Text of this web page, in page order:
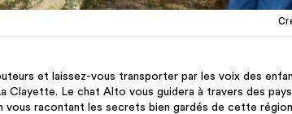
et laissez-vous transporter par les voix des
Clayette. Le chat Alto vous guidera à travers des
vous racontant les secrets bien gardés de cette